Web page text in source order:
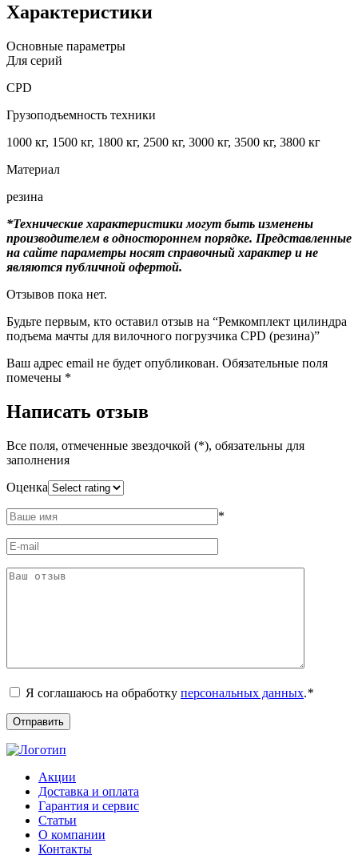
Характеристики
Основные параметры
Для серий
CPD
Грузоподъемность техники
1000 кг, 1500 кг, 1800 кг, 2500 кг, 3000 кг, 3500 кг, 3800 кг
Материал
резина
*Технические характеристики могут быть изменены
производителем в одностороннем порядке. Представленные
на сайте параметры носят справочный характер и не
являются публичной офертой.
Отзывов пока нет.
Будьте первым, кто оставил отзыв на “Ремкомплект цилиндра
подъема мачты для вилочного погрузчика CPD (резина)”
Ваш адрес email не будет опубликован. Обязательные поля
помечены *
Написать отзыв
Все поля, отмеченные звездочкой (*), обязательны для
заполнения
Оценка
*
Я соглашаюсь на обработку персональных данных.*
Акции
Доставка и оплата
Гарантия и сервис
Статьи
О компании
Контакты